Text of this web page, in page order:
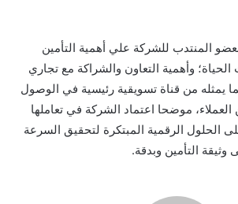
المنتدب للشركة علي أهمية التأمين
وأهمية التعاون والشراكة مع تجاري
يمثله من قناة تسويقية رئيسية في الوصول
موضحا اعتماد الشركة في تعاملها
الحلول الرقمية المبتكرة لتحقيق السرعة
التأمين وبدقة.